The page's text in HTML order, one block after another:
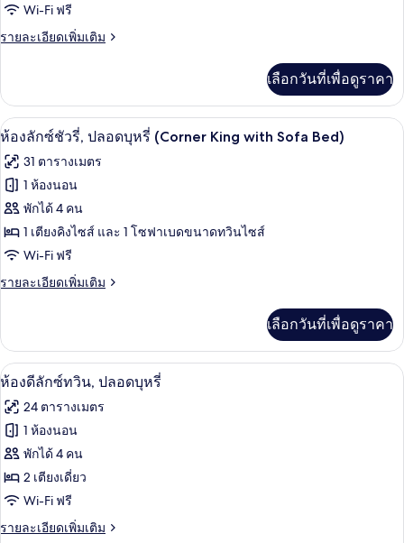
with
Sofa
ลัก
ซ์ชัว
ปลอด
บุหรี่
(Corner
King)
Wi-Fi ฟรี
รายละเอียดเพิ่มเติม
ราย
เกี่ยว
กับ
ห้อง
ซ์ชัว
รี่,
บุหรี่
(Corner
King)
เลือกวันที่เพื่อดูราคา
เปิด
ภาพถ่าย
ทั้งหมด
ของ
ห้อง
ลัก
ซ์ชัว
ปลอด
บุหรี่
(Corner
King
with
Sofa
Bed)
รองเท้าสวมภายในห้อง, โถสุขภัณฑ์แบ
9
ห้องลักซ์ชัวรี่, ปลอดบุหรี่ (Corner King with Sofa Bed)
31 ตารางเมตร
1 ห้องนอน
พักได้ 4 คน
1 เตียงคิงไซส์ และ 1 โซฟาเบดขนาดทวินไซส์
Wi-Fi ฟรี
รายละเอียดเพิ่มเติม
ราย
เกี่ยว
กับ
ห้อง
ซ์ชัว
รี่,
บุหรี่
(Corner
King
with
Sofa
เลือกวันที่เพื่อดูราคา
เปิด
ภาพถ่าย
ทั้งหมด
ของ
ห้อง
ดี
ลัก
ผ้านวมขนเป็ด, ตู้นิรภัยในห้องพัก, โต๊ะ
7
ห้องดีลักซ์ทวิน, ปลอดบุหรี่
24 ตารางเมตร
1 ห้องนอน
พักได้ 4 คน
2 เตียงเดี่ยว
Wi-Fi ฟรี
รายละเอียดเพิ่มเติม
ราย